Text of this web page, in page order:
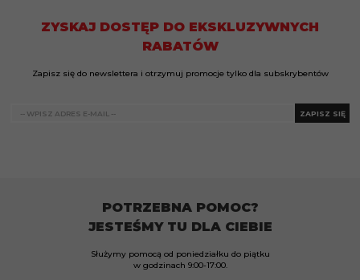
ZYSKAJ DOSTĘP DO EKSKLUZYWNYCH
RABATÓW
Zapisz się do newslettera i otrzymuj promocje tylko dla subskrybentów
ZAPISZ SIĘ
POTRZEBNA POMOC?
JESTEŚMY TU DLA CIEBIE
Służymy pomocą od poniedziałku do piątku
w godzinach 9:00-17:00.